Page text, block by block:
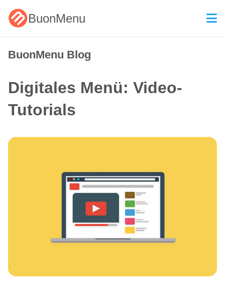
BuonMenu
BuonMenu Blog
Digitales Menü: Video-
Tutorials